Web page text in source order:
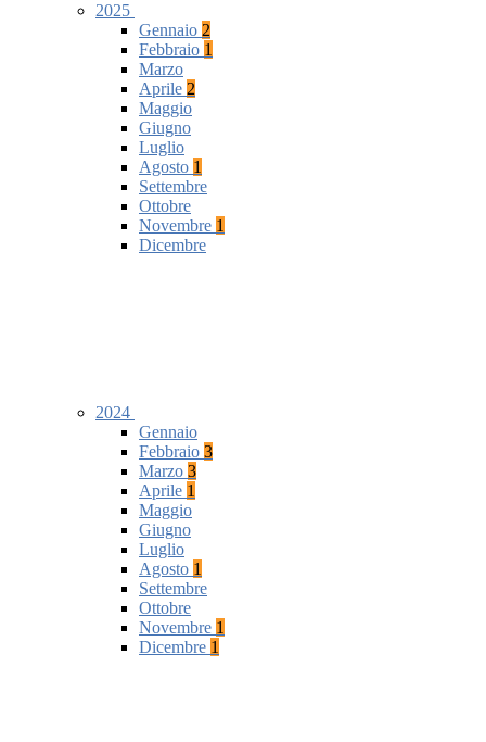
2025
Gennaio 2
Febbraio 1
Marzo
Aprile 2
Maggio
Giugno
Luglio
Agosto 1
Settembre
Ottobre
Novembre 1
Dicembre
2024
Gennaio
Febbraio 3
Marzo 3
Aprile 1
Maggio
Giugno
Luglio
Agosto 1
Settembre
Ottobre
Novembre 1
Dicembre 1